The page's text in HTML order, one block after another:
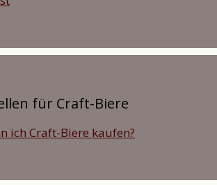
für Craft-Biere
ich Craft-Biere kaufen?